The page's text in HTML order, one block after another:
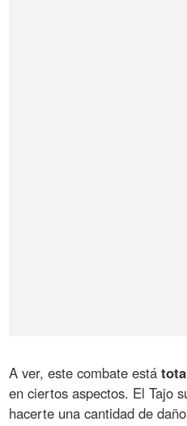
A ver, este combate está
en ciertos aspectos. El Tajo
hacerte una cantidad de